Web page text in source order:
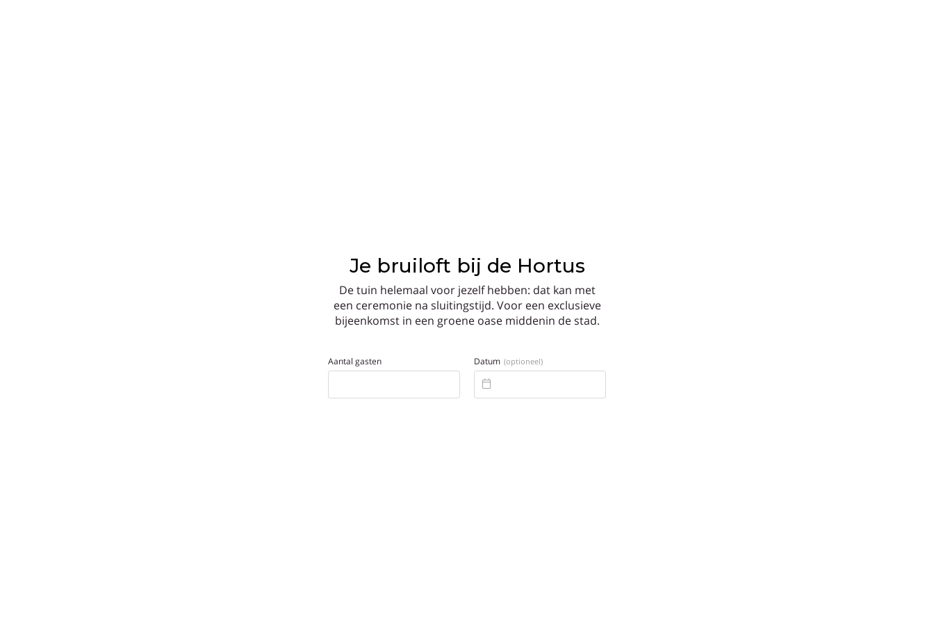
Je bruiloft bij de Hortus
De tuin helemaal voor jezelf hebben: dat kan met
een ceremonie na sluitingstijd. Voor een exclusieve
bijeenkomst in een groene oase middenin de stad.
Aantal gasten Datum (optioneel)
